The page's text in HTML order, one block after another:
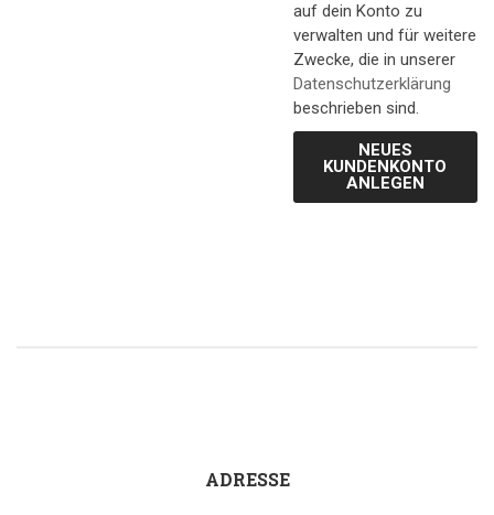
auf dein Konto zu
verwalten und für weitere
Zwecke, die in unserer
Datenschutzerklärung
beschrieben sind.
NEUES
KUNDENKONTO
ANLEGEN
ADRESSE